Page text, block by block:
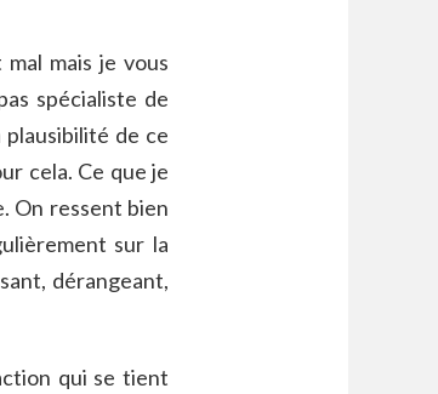
mais je vous
spécialiste de
plausibilité de ce
cela. Ce que je
On ressent bien
sur la
dérangeant,
qui se tient